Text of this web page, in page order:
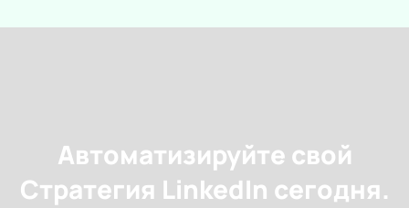
Автоматизируйте свой
Стратегия LinkedIn сегодня.